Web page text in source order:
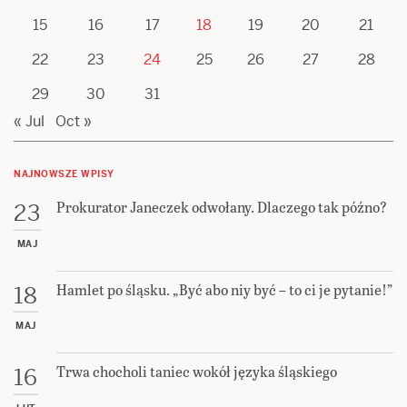
15
16 17 18 19 20
21
22
23 24 25 26 27
28
29
30
31
« Jul
Oct »
NAJNOWSZE WPISY
23
MAJ
Prokurator Janeczek odwołany. Dlaczego tak późno?
18
MAJ
Hamlet po śląsku. „Być abo niy być – to ci je pytanie!”
16 Trwa chocholi taniec wokół języka śląskiego